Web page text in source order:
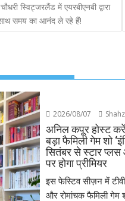
स्विट्जरलैंड में एयरबीएनबी द्वारा
समय का आनंद ले रहे हैं!
2026/08/07
अनिल कपूर होस्ट
बड़ा फैमिली गेम शो
सितंबर से स्टार प्लस
पर होगा प्रीमियर
इस फेस्टिव सीज़न में
और रोमांचक फैमिली गेम